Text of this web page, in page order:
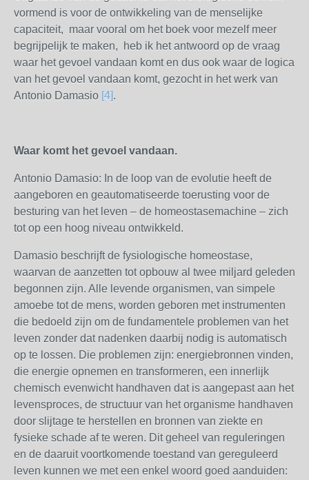
vormend is voor de ontwikkeling van de menselijke
capaciteit, maar vooral om het boek voor mezelf meer
begrijpelijk te maken, heb ik het antwoord op de vraag
waar het gevoel vandaan komt en dus ook waar de logica
van het gevoel vandaan komt, gezocht in het werk van
Antonio Damasio [4].
Waar komt het gevoel vandaan.
Antonio Damasio: In de loop van de evolutie heeft de
aangeboren en geautomatiseerde toerusting voor de
besturing van het leven – de homeostasemachine – zich
tot op een hoog niveau ontwikkeld.
Damasio beschrijft de fysiologische homeostase,
waarvan de aanzetten tot opbouw al twee miljard geleden
begonnen zijn. Alle levende organismen, van simpele
amoebe tot de mens, worden geboren met instrumenten
die bedoeld zijn om de fundamentele problemen van het
leven zonder dat nadenken daarbij nodig is automatisch
op te lossen. Die problemen zijn: energiebronnen vinden,
die energie opnemen en transformeren, een innerlijk
chemisch evenwicht handhaven dat is aangepast aan het
levensproces, de structuur van het organisme handhaven
door slijtage te herstellen en bronnen van ziekte en
fysieke schade af te weren. Dit geheel van reguleringen
en de daaruit voortkomende toestand van gereguleerd
leven kunnen we met een enkel woord goed aanduiden: